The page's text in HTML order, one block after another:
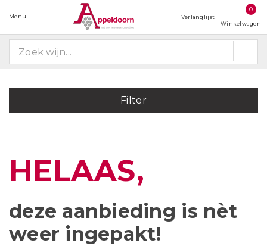
Menu Verlanglijst
0
Winkelwagen
Filter
HELAAS,
deze aanbieding is nèt
weer ingepakt!